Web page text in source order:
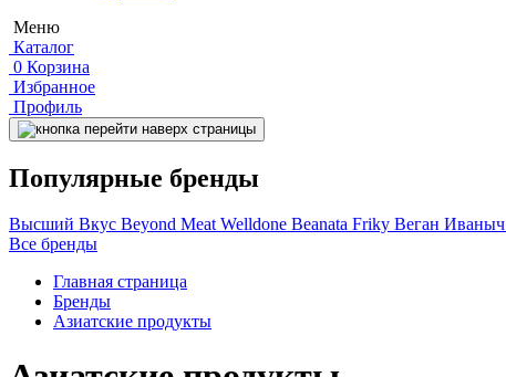
Меню
Каталог
0 Корзина
Избранное
Профиль
Популярные бренды
Высший Вкус Beyond MeatWelldone Beanata Friky Веган Иваныч
Все бренды
Главная страница
Бренды
Азиатские продукты